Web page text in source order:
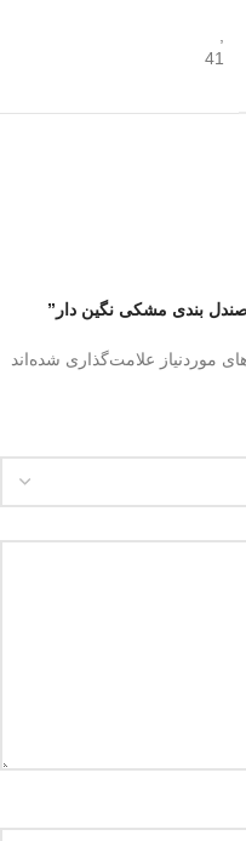
41
بندی مشکی نگین دار”
موردنیاز علامت‌گذاری شده‌اند